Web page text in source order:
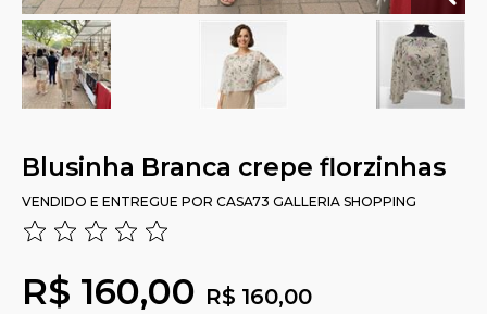
Blusinha Branca crepe florzinhas
VENDIDO E ENTREGUE POR CASA73 GALLERIA SHOPPING
R$ 160,00 R$ 160,00